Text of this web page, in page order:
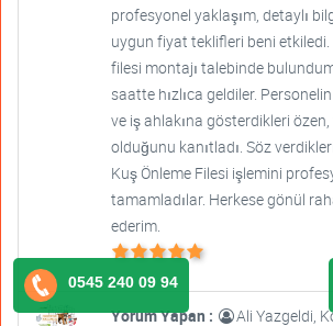
profesyonel yaklaşım, detaylı
uygun fiyat teklifleri beni
filesi montajı talebinde
saatte hızlıca geldiler.
ve iş ahlakına gösterdikleri
olduğunu kanıtladı. Söz
Kuş Önleme Filesi işlemini
tamamladılar. Herkese gönül
ederim.
Yorum Yapan : Ali Yazgeldi,
0545 240 09 94